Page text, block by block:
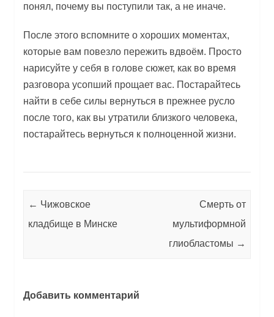
понял, почему вы поступили так, а не иначе.
После этого вспомните о хороших моментах,
которые вам повезло пережить вдвоём. Просто
нарисуйте у себя в голове сюжет, как во время
разговора усопший прощает вас. Постарайтесь
найти в себе силы вернуться в прежнее русло
после того, как вы утратили близкого человека,
постарайтесь вернуться к полноценной жизни.
Post navigation
← Чижовское
кладбище в Минске
Смерть от
мультиформной
глиобластомы →
Добавить комментарий